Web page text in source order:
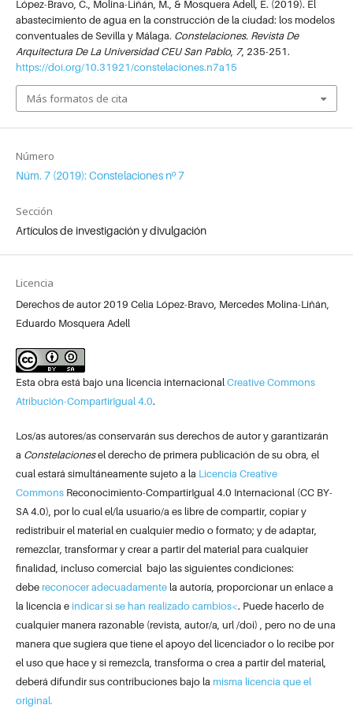
Número
Núm. 7 (2019): Constelaciones nº 7
Sección
Artículos de investigación y divulgación
Licencia
Derechos de autor 2019 Celia López-Bravo, Mercedes Molina-Liñán,
Eduardo Mosquera Adell
Esta obra está bajo una licencia internacionalCreative Commons
Atribución-CompartirIgual 4.0.
Los/as autores/as conservarán sus derechos de autor y garantizarán
a Constelacionesel derecho de primera publicación de su obra, el
cual estará simultáneamente sujeto a la Licencia Creative
Commons Reconocimiento-CompartirIgual 4.0 Internacional (CC BY-
SA 4.0), por lo cual el/la usuario/a es libre de compartir, copiar y
redistribuir el material en cualquier medio o formato; y de adaptar,
remezclar, transformar y crear a partir del material para cualquier
finalidad, incluso comercial bajo las siguientes condiciones:
debe reconocer adecuadamentela autoría, proporcionar un enlace a
la licencia e indicar si se han realizado cambios<. Puede hacerlo de
cualquier manera razonable (revista, autor/a, url /doi) , pero no de una
manera que sugiera que tiene el apoyo del licenciador o lo recibe por
el uso que hace y si remezcla, transforma o crea a partir del material,
deberá difundir sus contribuciones bajo la misma licencia que el
original.
López-Bravo, C., Molina-Liñán, M., & Mosquera Adell, E. (2019). El
abastecimiento de agua en la construcción de la ciudad: los modelos
conventuales de Sevilla y Málaga. Constelaciones. Revista De
Arquitectura De La Universidad CEU San Pablo, 7, 235-251.
https://doi.org/10.31921/constelaciones.n7a15
Más formatos de cita